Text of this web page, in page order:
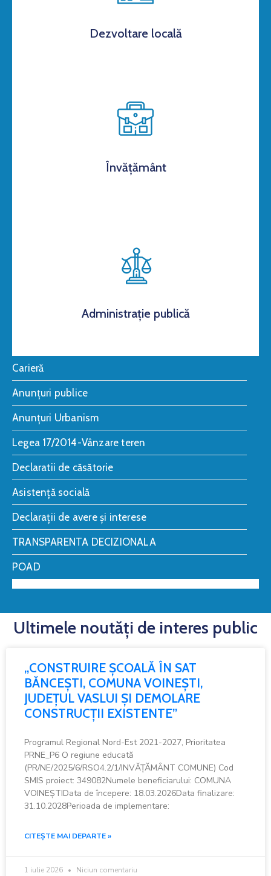
Dezvoltare locală
Învățământ
Administrație publică
Carieră
Anunțuri publice
Anunțuri Urbanism
Legea 17/2014-Vânzare teren
Declaratii de căsătorie
Asistență socială
Declarații de avere și interese
TRANSPARENTA DECIZIONALA
POAD
Ultimele noutăți de interes public
„CONSTRUIRE ȘCOALĂ ÎN SAT
BĂNCEȘTI, COMUNA VOINEȘTI,
JUDEȚUL VASLUI ȘI DEMOLARE
CONSTRUCȚII EXISTENTE”
Programul Regional Nord-Est 2021-2027, Prioritatea
PRNE_P6 O regiune educată
(PR/NE/2025/6/RSO4.2/1/INVĂȚĂMÂNT COMUNE) Cod
SMIS proiect: 349082Numele beneficiarului: COMUNA
VOINEȘTIData de începere: 18.03.2026Data finalizare:
31.10.2028Perioada de implementare:
CITEȘTE MAI DEPARTE »
1 iulie 2026 Niciun comentariu